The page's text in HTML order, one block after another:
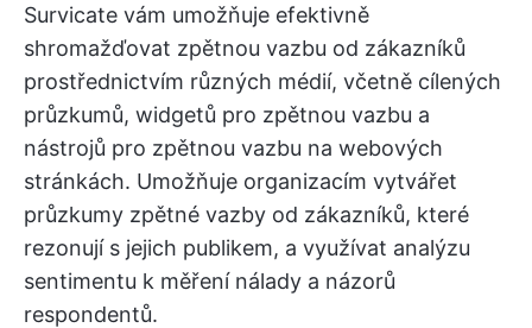
Survicate vám umožňuje efektivně
shromažďovat zpětnou vazbu od zákazníků
prostřednictvím různých médií, včetně cílených
průzkumů, widgetů pro zpětnou vazbu a
nástrojů pro zpětnou vazbu na webových
stránkách. Umožňuje organizacím vytvářet
průzkumy zpětné vazby od zákazníků, které
rezonují s jejich publikem, a využívat analýzu
sentimentu k měření nálady a názorů
respondentů.